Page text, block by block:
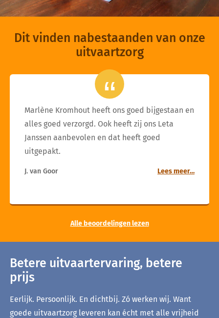
Dit vinden nabestaanden van onze
uitvaartzorg
Marlène Kromhout heeft ons goed bijgestaan en
alles goed verzorgd. Ook heeft zij ons Leta
Janssen aanbevolen en dat heeft goed
uitgepakt.
J. van Goor Lees meer…
Alle beoordelingen lezen
Betere uitvaartervaring, betere
prijs
Eerlijk. Persoonlijk. En dichtbij. Zó werken wij. Want
goede uitvaartzorg leveren kan écht met alle vrijheid